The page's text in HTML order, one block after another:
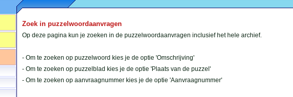
Zoek in puzzelwoordaanvragen
Op deze pagina kun je zoeken in de puzzelwoordaanvragen inclusief het hele archief.
- Om te zoeken op puzzelwoord kies je de optie 'Omschrijving'
- Om te zoeken op puzzelblad kies je de optie 'Plaats van de puzzel'
- Om te zoeken op aanvraagnummer kies je de optie 'Aanvraagnummer'